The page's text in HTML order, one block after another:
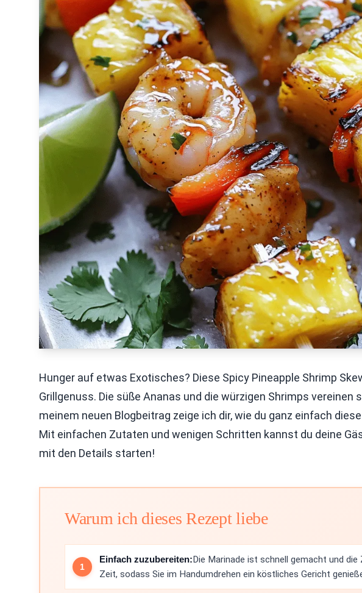
Hunger auf etwas Exotisches? Diese Spicy Pineapple Shrimp
Grillgenuss. Die süße Ananas und die würzigen Shrimps vereinen
meinem neuen Blogbeitrag zeige ich dir, wie du ganz einfach
Mit einfachen Zutaten und wenigen Schritten kannst du deine
mit den Details starten!
Warum ich dieses Rezept liebe
Einfach zuzubereiten:Die Marinade ist schnell gemacht und
Zeit, sodass Sie im Handumdrehen ein köstliches Gericht